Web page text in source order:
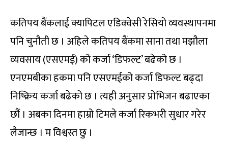
कतिपय बैंकलाई क्यापिटल एडिक्वेसी रेसियो व्यवस्थापनमा
पनि चुनौती छ । अहिले कतिपय बैंकमा साना तथा मझौला
व्यवसाय (एसएमई) को कर्जा ‘डिफल्ट’ बढेको छ ।
एनएमबीका हकमा पनि एसएमईको कर्जा डिफल्ट बढ्दा
निष्क्रिय कर्जा बढेको छ । त्यही अनुसार प्रोभिजन बढाएका
छौं । अबका दिनमा हाम्रो टिमले कर्जा रिकभरी सुधार गरेर
लैजान्छ । म विश्वस्त छु ।